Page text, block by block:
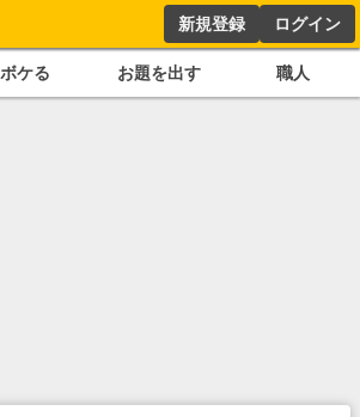
新規登録 ログイン
ボケる お題を出す 職人